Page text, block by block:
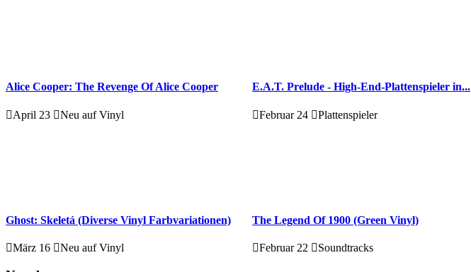
Alice Cooper: The Revenge Of Alice Cooper
April 23 Neu auf Vinyl
Ghost: Skeletá (Diverse Vinyl Farbvariationen)
März 16 Neu auf Vinyl
E.A.T. Prelude - High-End-Plattenspieler in...
Februar 24 Plattenspieler
The Legend Of 1900 (Green Vinyl)
Februar 22 Soundtracks